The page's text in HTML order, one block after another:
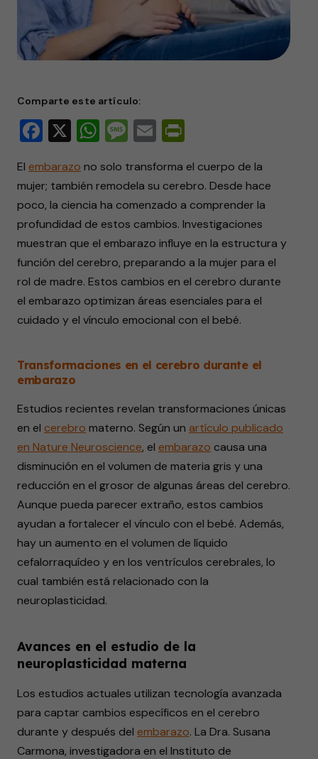
Comparte este artículo:
Facebook
X WhatsApp
Message
Email
El embarazo no solo transforma el cuerpo de la
mujer; también remodela su cerebro. Desde hace
poco, la ciencia ha comenzado a comprender la
profundidad de estos cambios. Investigaciones
muestran que el embarazo influye en la estructura y
función del cerebro, preparando a la mujer para el
rol de madre. Estos cambios en el cerebro durante
el embarazo optimizan áreas esenciales para el
cuidado y el vínculo emocional con el bebé.
Transformaciones en el cerebro durante el
embarazo
Estudios recientes revelan transformaciones únicas
en el cerebro materno. Según un artículo publicado
en Nature Neuroscience, el embarazo causa una
disminución en el volumen de materia gris y una
reducción en el grosor de algunas áreas del cerebro.
Aunque pueda parecer extraño, estos cambios
ayudan a fortalecer el vínculo con el bebé. Además,
hay un aumento en el volumen de líquido
cefalorraquídeo y en los ventrículos cerebrales, lo
cual también está relacionado con la
neuroplasticidad.
Avances en el estudio de la
neuroplasticidad materna
Los estudios actuales utilizan tecnología avanzada
para captar cambios específicos en el cerebro
durante y después del embarazo. La Dra. Susana
Carmona, investigadora en el Instituto de